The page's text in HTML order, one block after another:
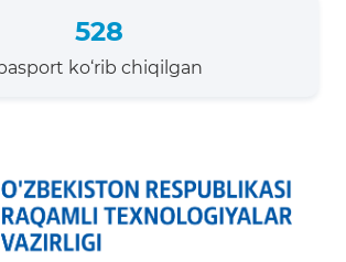
528
ko‘rib chiqilgan